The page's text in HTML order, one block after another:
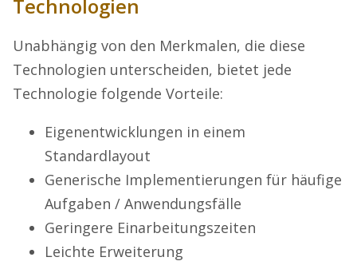
Technologien
Unabhängig von den Merkmalen, die diese
Technologien unterscheiden, bietet jede
Technologie folgende Vorteile:
Eigenentwicklungen in einem
Standardlayout
Generische Implementierungen für häufige
Aufgaben / Anwendungsfälle
Geringere Einarbeitungszeiten
Leichte Erweiterung